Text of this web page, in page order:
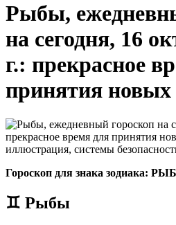
Рыбы,
на сегодня, 16
г.: прекрасное
принятия новых
Гороскоп для знака зодиака:
♊ Рыбы